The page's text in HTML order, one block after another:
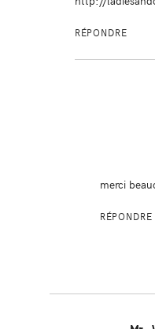
RÉPONDRE
merci
RÉPONDRE